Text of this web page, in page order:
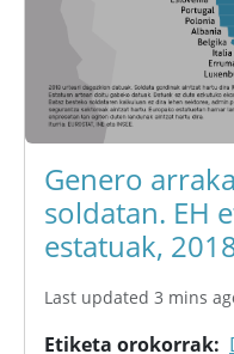
Genero
soldatan. EH
estatuak,
Last updated 3 mins
Etiketa orokorrak